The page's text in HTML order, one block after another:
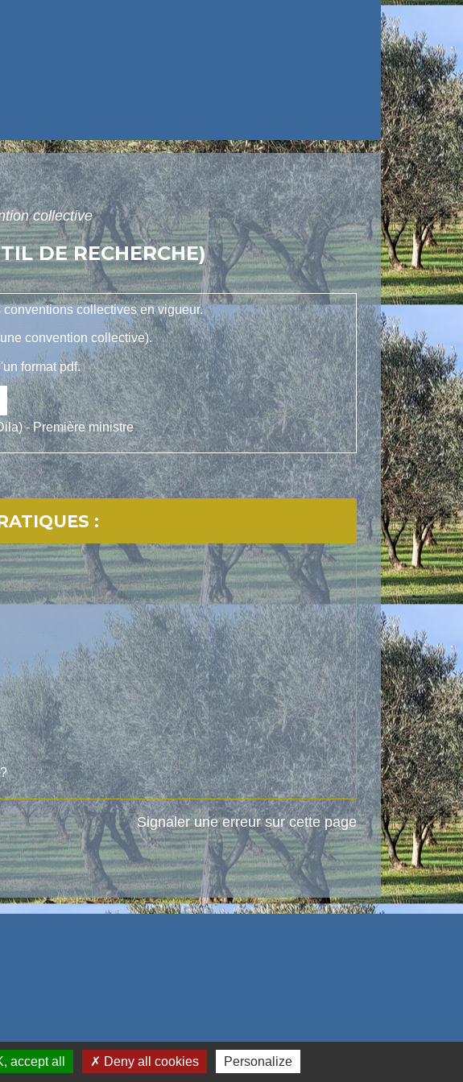
collective
DE RECHERCHE)
collectives en vigueur.
convention collective).
format pdf.
- Première ministre
:
Signaler une erreur sur cette page
accept all Deny all cookies Personalize